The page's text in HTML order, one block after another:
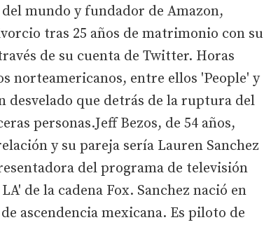
mundo y fundador de Amazon,
tras 25 años de matrimonio con su
de su cuenta de Twitter. Horas
norteamericanos, entre ellos 'People' y
desvelado que detrás de la ruptura del
personas.Jeff Bezos, de 54 años,
y su pareja sería Lauren Sanchez
del programa de televisión
de la cadena Fox. Sanchez nació en
ascendencia mexicana. Es piloto de